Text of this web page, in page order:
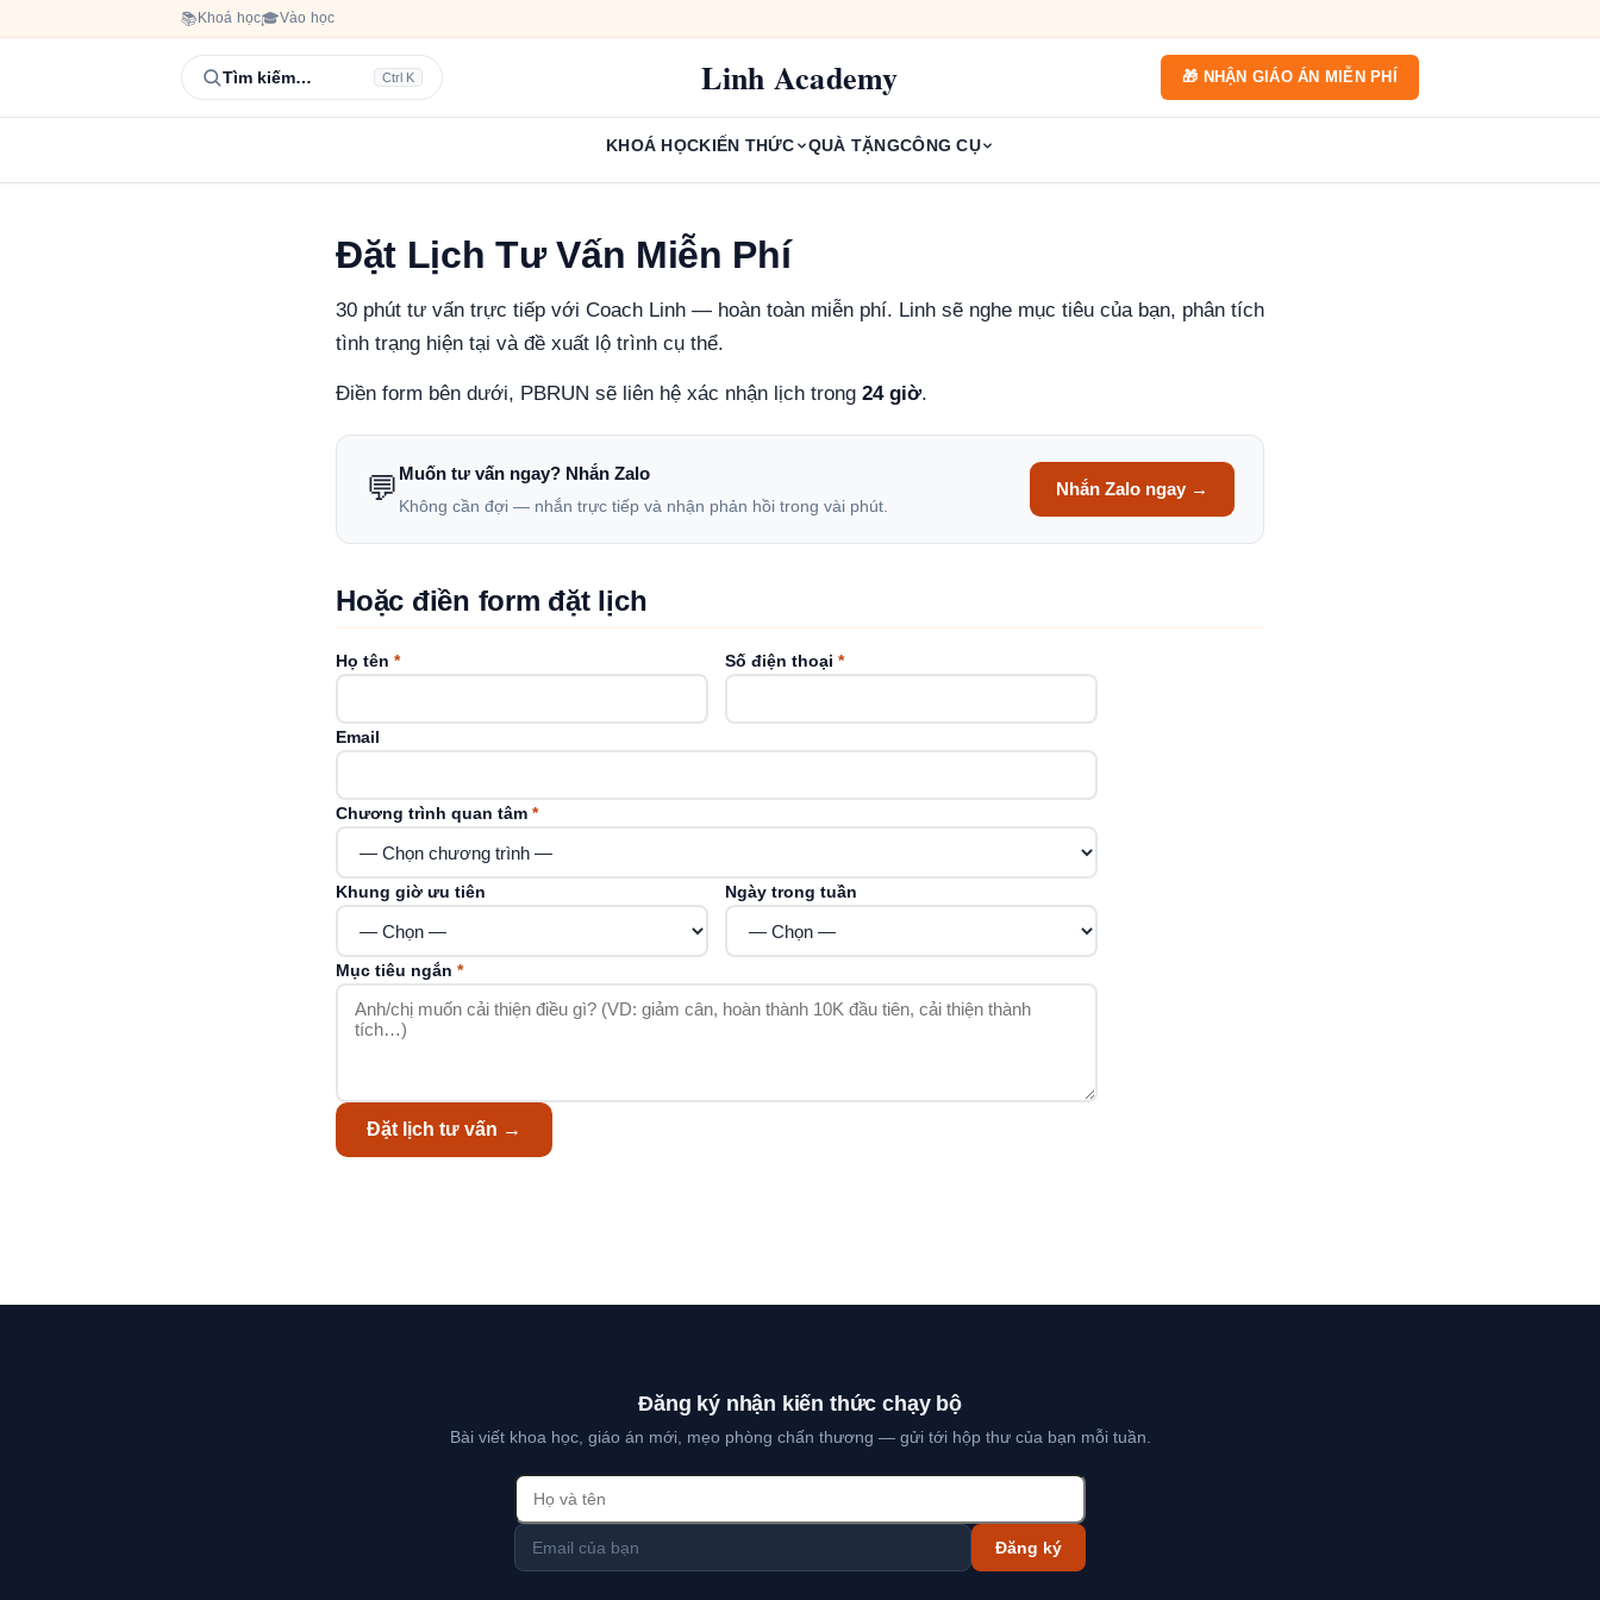
📚 Khoá học🎓Vào học
Tìm kiếm… Ctrl K Linh Academy 🎁 NHẬN GIÁO ÁN MIỄN PHÍ
KHOÁ HỌCKIẾN THỨC QUÀ TẶNGCÔNG CỤ
Đặt Lịch Tư Vấn Miễn Phí
30 phút tư vấn trực tiếp với Coach Linh — hoàn toàn miễn phí. Linh sẽ nghe mục tiêu của bạn, phân tích
tình trạng hiện tại và đề xuất lộ trình cụ thể.
Điền form bên dưới, PBRUN sẽ liên hệ xác nhận lịch trong 24 giờ.
💬 Muốn tư vấn ngay? Nhắn Zalo
Không cần đợi — nhắn trực tiếp và nhận phản hồi trong vài phút.
Nhắn Zalo ngay →
Hoặc điền form đặt lịch
Họ tên * Số điện thoại *
Email
Chương trình quan tâm *
Khung giờ ưu tiên Ngày trong tuần
Mục tiêu ngắn *
Đặt lịch tư vấn →
Đăng ký nhận kiến thức chạy bộ
Bài viết khoa học, giáo án mới, mẹo phòng chấn thương — gửi tới hộp thư của bạn mỗi tuần.
Đăng ký